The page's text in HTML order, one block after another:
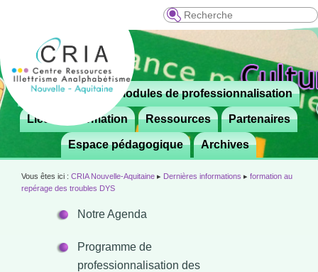
Recherche
Menu
principal
Aller
contenu
principal
 Le CRIA Modules de professionnalisation
Lieux de formation Ressources Partenaires
Espace pédagogique Archives
Vous êtes ici : CRIA Nouvelle-Aquitaine ▸ Dernières informations ▸ formation au
repérage des troubles DYS
Notre Agenda
Programme de
professionnalisation des